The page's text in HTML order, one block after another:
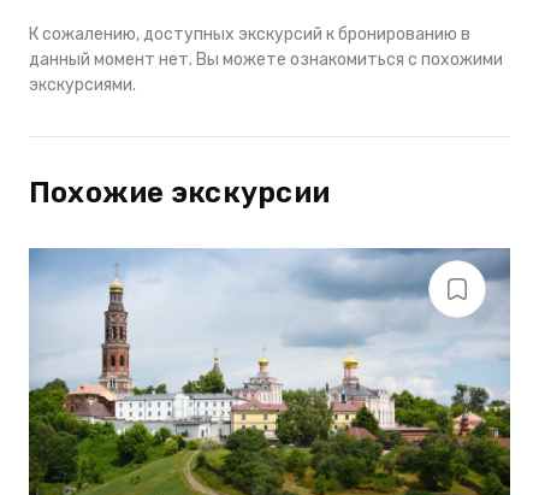
К сожалению, доступных экскурсий к бронированию в
данный момент нет. Вы можете ознакомиться с похожими
экскурсиями.
Похожие экскурсии